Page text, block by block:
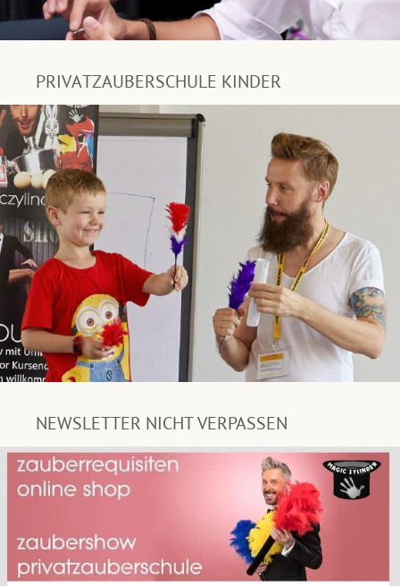
PRIVATZAUBERSCHULE KINDER
NEWSLETTER NICHT VERPASSEN